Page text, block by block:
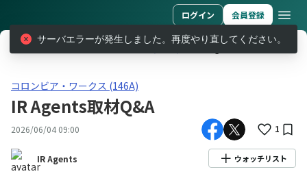
ログイン 会員登録
レポート
コロンビア・ワークス(146A)IR Agents取材Q&A
コロンビア・ワークス (146A)
IR Agents取材Q&A
2026/06/04 09:00 1
IR Agents ウォッチリスト
サーバエラーが発生しました。再度やり直してください。